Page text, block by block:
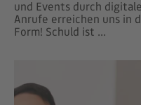
und Events durch
Anrufe erreichen uns in
Form! Schuld ist ...